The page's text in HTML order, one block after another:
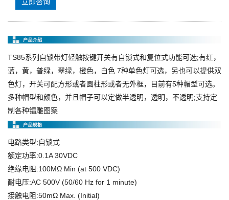
TS85系列 自锁带灯轻触按键开关有自锁式和复位式功能可选;有红，
蓝，黄，普绿，翠绿，橙色，白色 7种单色灯可选，另也可以提供双
色灯，开关可配方形或者圆柱形或者无外框，目前有5种帽型可选。
多种帽型和颜色，并且帽子可以定做半透明，透明，不透明;支持定
制各种镭雕图案
电路类型:自锁式
额定功率:0.1A 30VDC
绝缘电阻:100MΩ Min (at 500 VDC)
耐电压:AC 500V (50/60 Hz for 1 minute)
接触电阻:50mΩ Max. (Initial)